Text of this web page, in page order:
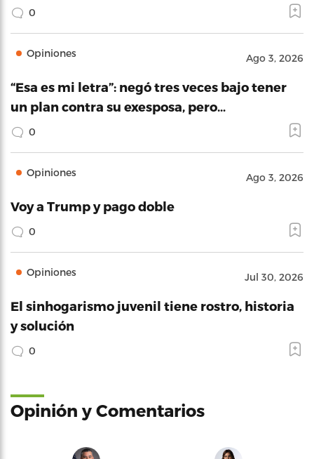
0
Opiniones Ago 3, 2026
“Esa es mi letra”: negó tres veces bajo tener
un plan contra su exesposa, pero…
0
Opiniones Ago 3, 2026
Voy a Trump y pago doble
0
Opiniones Jul 30, 2026
El sinhogarismo juvenil tiene rostro, historia
y solución
0
Opinión y Comentarios